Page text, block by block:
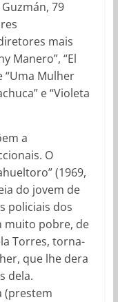
79
mais
Manero”, “El
“Uma Mulher
e “Violeta
a
O
(1969,
do jovem de
policiais dos
muito pobre, de
Torres, torna-
que lhe dera
dela.
(prestem